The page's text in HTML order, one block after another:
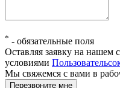
* - обязательные поля
Оставляя заявку на нашем
условиями
Мы свяжемся с вами в